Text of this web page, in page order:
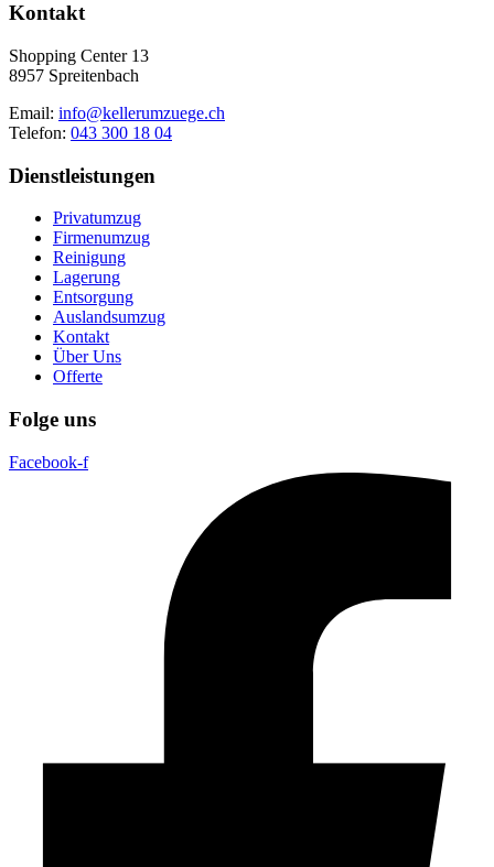
Kontakt
Shopping Center 13
8957 Spreitenbach
Email: info@kellerumzuege.ch
Telefon: 043 300 18 04
Dienstleistungen
Privatumzug
Firmenumzug
Reinigung
Lagerung
Entsorgung
Auslandsumzug
Kontakt
Über Uns
Offerte
Folge uns
Facebook-f